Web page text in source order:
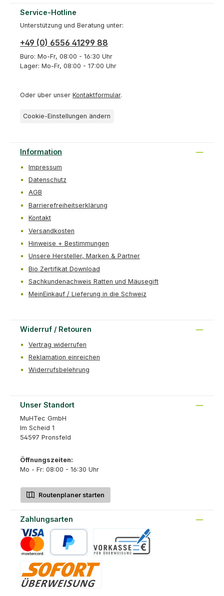
Service-Hotline
Unterstützung und Beratung unter:
+49 (0) 6556 41299 88
Büro: Mo-Fr, 08:00 - 16:30 Uhr
Lager: Mo-Fr, 08:00 - 17:00 Uhr
Oder über unser Kontaktformular.
Cookie-Einstellungen ändern
Information
Impressum
Datenschutz
AGB
Barrierefreiheitserklärung
Kontakt
Versandkosten
Hinweise + Bestimmungen
Unsere Hersteller, Marken & Partner
Bio Zertifikat Download
Sachkundenachweis Ratten und Mäusegift
MeinEinkauf / Lieferung in die Schweiz
Widerruf / Retouren
Vertrag widerrufen
Reklamation einreichen
Widerrufsbelehrung
Unser Standort
MuHTec GmbH
Im Scheid 1
54597 Pronsfeld
Öffnungszeiten:
Mo - Fr: 08:00 - 16:30 Uhr
Routenplaner starten
Zahlungsarten